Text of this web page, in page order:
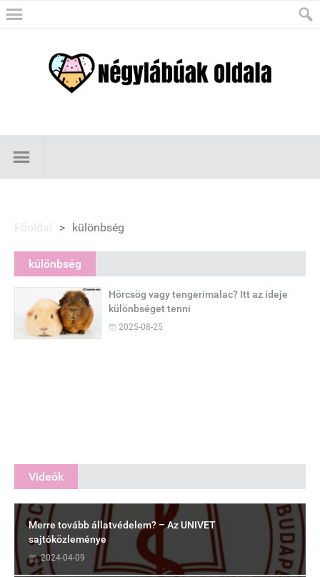
Főoldal > különbség
különbség
Hörcsög vagy tengerimalac? Itt az ideje
különbséget tenni
2025-08-25
Videók
Merre tovább állatvédelem? – Az UNIVET
sajtóközleménye
2024-04-09